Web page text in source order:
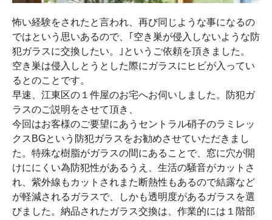
怖い経験をされたと言われ、再び同じような事になるの
ではという思いあるので、｢空き巣が侵入しないような防
犯ガラスに交換したい。｣というご依頼を頂きました。
空き巣は侵入しとうとした際にガラスにヒビが入ってい
るとのことです。
早速、江東区の１件屋のお宅へお伺いしました。防犯ガ
ラスのご説明をさせて頂き、
今回はお客様のご要望にあうセントラル硝子のラミレッ
クスBGという防犯ガラスをお勧めさせていただきまし
た。特殊な樹脂がガラスの間にあることで、窓に穴が開
けににくい為防犯性があるうえ、生活の騒音がカットさ
れ、紫外線もカットされまた断熱性もあるので結露など
が軽減されるガラスで、しかも透明度があるガラスを選
びました。納品されたガラス交換は、作業的には１階部